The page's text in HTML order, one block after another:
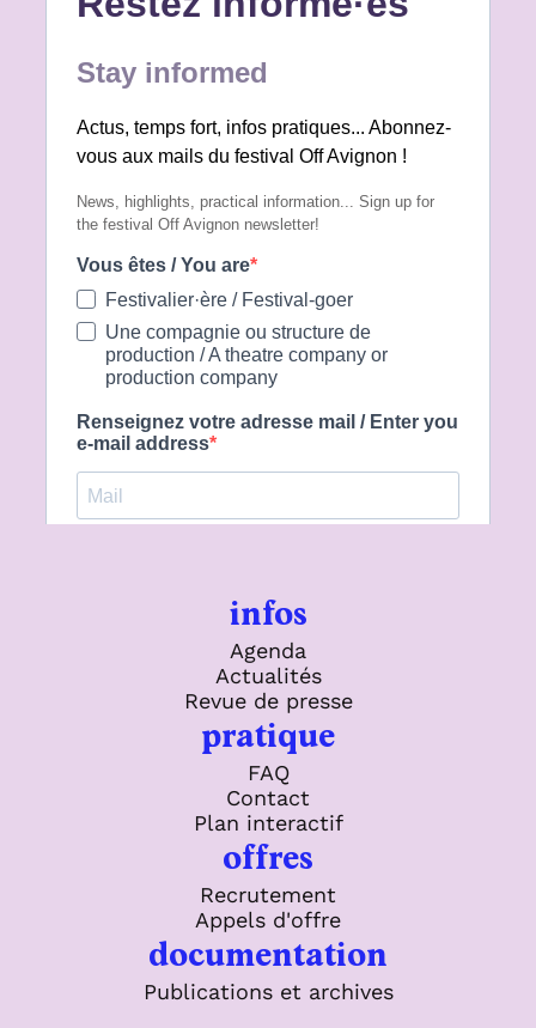
infos
Agenda
Actualités
Revue de presse
pratique
FAQ
Contact
Plan interactif
offres
Recrutement
Appels d'offre
documentation
Publications et archives